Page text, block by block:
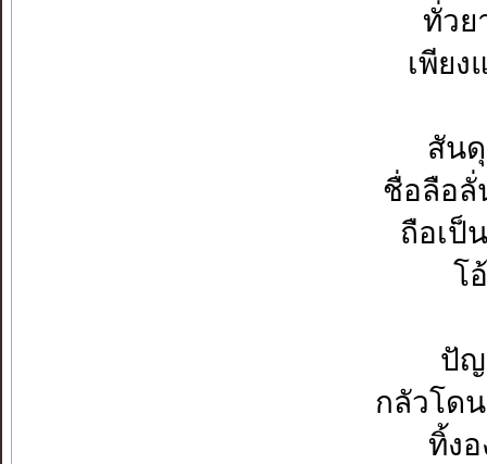
ทั่วย
เพีย
สัน
ชื่อลือลั่
ถือเป็
โ
ปัญ
กลัวโด
ทิ้ง